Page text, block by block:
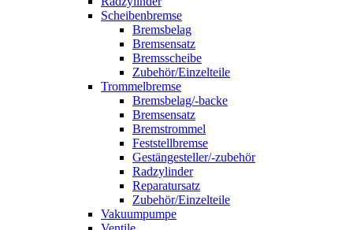
Scheibenbremse
Bremsbelag
Bremsensatz
Bremsscheibe
Zubehör/Einzelteile
Trommelbremse
Bremsbelag/-backe
Bremsensatz
Bremstrommel
Feststellbremse
Gestängesteller/-zubehör
Radzylinder
Reparatursatz
Zubehör/Einzelteile
Vakuumpumpe